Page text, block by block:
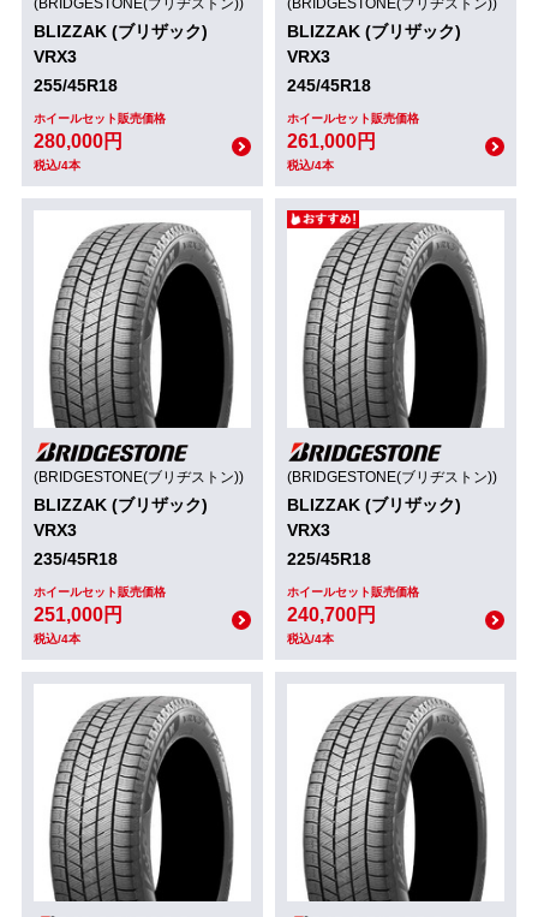
(BRIDGESTONE(ブリヂストン))
BLIZZAK (ブリザック)
VRX3
255/45R18
ホイールセット販売価格
280,000円
税込/4本
(BRIDGESTONE(ブリヂストン))
BLIZZAK (ブリザック)
VRX3
245/45R18
ホイールセット販売価格
261,000円
税込/4本
(BRIDGESTONE(ブリヂストン))
BLIZZAK (ブリザック)
VRX3
235/45R18
ホイールセット販売価格
251,000円
税込/4本
(BRIDGESTONE(ブリヂストン))
BLIZZAK (ブリザック)
VRX3
225/45R18
ホイールセット販売価格
240,700円
税込/4本